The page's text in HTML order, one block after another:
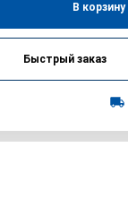
В корзину
Быстрый заказ